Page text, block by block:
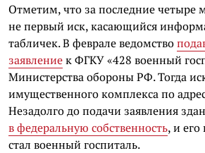
Отметим, что за последние четыре
не первый иск, касающийся
табличек. В феврале ведомство
заявлениек ФГКУ «428 военный
Министерства обороны РФ. Тогда
имущественного комплекса по
Незадолго до подачи заявления
в федеральную собственность, и
стал военный госпиталь.